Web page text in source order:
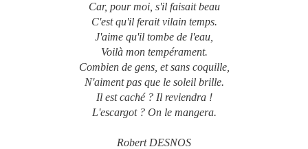
Car, pour moi, s'il faisait beau
C'est qu'il ferait vilain temps.
J'aime qu'il tombe de l'eau,
Voilà mon tempérament.
Combien de gens, et sans coquille,
N'aiment pas que le soleil brille.
Il est caché ? Il reviendra !
L'escargot ? On le mangera.
Robert DESNOS